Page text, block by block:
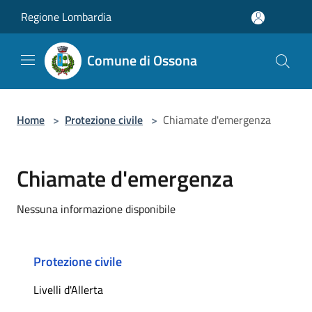
Regione Lombardia
Comune di Ossona
Home > Protezione civile > Chiamate d'emergenza
Chiamate d'emergenza
Nessuna informazione disponibile
Protezione civile
Livelli d'Allerta